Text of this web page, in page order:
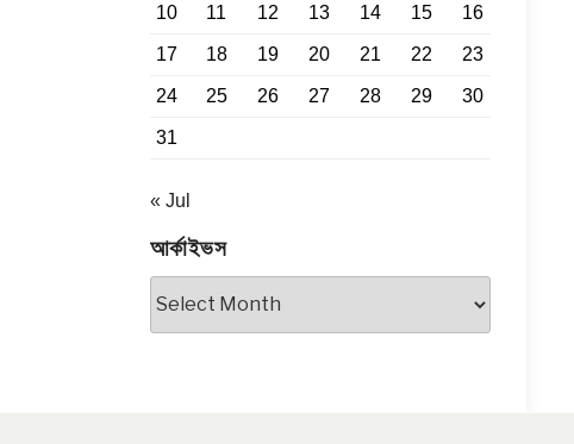
10 11 12 13 14 15 16
17 18 19 20 21 22 23
24 25 26 27 28 29 30
31
« Jul
আর্কাইভস